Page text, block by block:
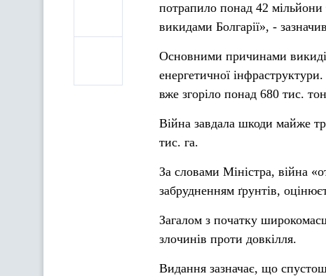
потрапило понад 42 мільйони
викидами Болгарії», -
Основними причинами
енергетичної
вже згоріло понад 680 тис.
Війна завдала шкоди майже
тис. га.
За словами Міністра, війна
забрудненням ґрунтів,
Загалом з початку
злочинів проти довкілля.
Видання зазначає, що